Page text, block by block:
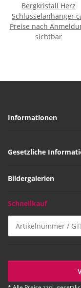
Bergkristall Herz
Schlüsselanhänger
25 mm mit Kette
Schlüsselring ca. 85
Preise nach
sichtbar
Informationen
Gesetzliche
Bildergalerien
Schnellkauf